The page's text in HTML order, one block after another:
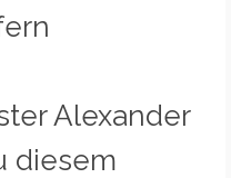
Alexander
diesem